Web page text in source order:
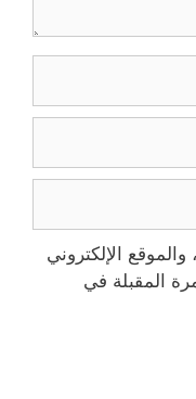
الإلكتروني
المقبلة في